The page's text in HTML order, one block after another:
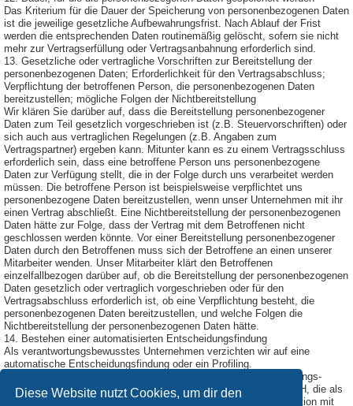
Diese Website nutzt Cookies, um dir den
Das Kriterium für die Dauer der Speicherung von personenbezogenen Daten
ist die jeweilige gesetzliche Aufbewahrungsfrist. Nach Ablauf der Frist
werden die entsprechenden Daten routinemäßig gelöscht, sofern sie nicht
mehr zur Vertragserfüllung oder Vertragsanbahnung erforderlich sind.
13. Gesetzliche oder vertragliche Vorschriften zur Bereitstellung der
personenbezogenen Daten; Erforderlichkeit für den Vertragsabschluss;
Verpflichtung der betroffenen Person, die personenbezogenen Daten
bereitzustellen; mögliche Folgen der Nichtbereitstellung
Wir klären Sie darüber auf, dass die Bereitstellung personenbezogener
Daten zum Teil gesetzlich vorgeschrieben ist (z.B. Steuervorschriften) oder
sich auch aus vertraglichen Regelungen (z.B. Angaben zum
Vertragspartner) ergeben kann. Mitunter kann es zu einem Vertragsschluss
erforderlich sein, dass eine betroffene Person uns personenbezogene
Daten zur Verfügung stellt, die in der Folge durch uns verarbeitet werden
müssen. Die betroffene Person ist beispielsweise verpflichtet uns
personenbezogene Daten bereitzustellen, wenn unser Unternehmen mit ihr
einen Vertrag abschließt. Eine Nichtbereitstellung der personenbezogenen
Daten hätte zur Folge, dass der Vertrag mit dem Betroffenen nicht
geschlossen werden könnte. Vor einer Bereitstellung personenbezogener
Daten durch den Betroffenen muss sich der Betroffene an einen unserer
Mitarbeiter wenden. Unser Mitarbeiter klärt den Betroffenen
einzelfallbezogen darüber auf, ob die Bereitstellung der personenbezogenen
Daten gesetzlich oder vertraglich vorgeschrieben oder für den
Vertragsabschluss erforderlich ist, ob eine Verpflichtung besteht, die
personenbezogenen Daten bereitzustellen, und welche Folgen die
Nichtbereitstellung der personenbezogenen Daten hätte.
14. Bestehen einer automatisierten Entscheidungsfindung
Als verantwortungsbewusstes Unternehmen verzichten wir auf eine
automatische Entscheidungsfindung oder ein Profiling.
Diese Datenschutzerklärung wurde durch den Datenschutzerklärungs-
Generator der DGD Deutsche Gesellschaft für Datenschutz GmbH, die als
Externer Datenschutzbeauftragter Passau
tätig ist, in Kooperation mit